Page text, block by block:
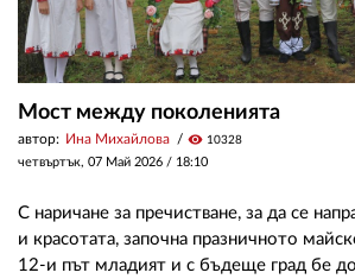
Мост между поколенията
автор: Ина Михайлова visibility 10328
четвъртък, 07 Май 2026 / 18:10
С наричане за пречистване, за да се
и красотата, започна празничното
12-и път младият и с бъдеще град бе